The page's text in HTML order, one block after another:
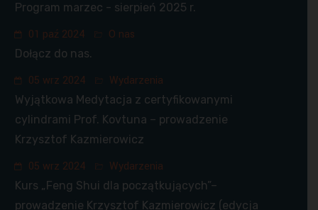
Program marzec - sierpień 2025 r.
01 paź 2024 O nas
Dołącz do nas.
05 wrz 2024 Wydarzenia
Wyjątkowa Medytacja z certyfikowanymi
cylindrami Prof. Kovtuna – prowadzenie
Krzysztof Kazmierowicz
05 wrz 2024 Wydarzenia
Kurs „Feng Shui dla początkujących”–
prowadzenie Krzysztof Kazmierowicz (edycja